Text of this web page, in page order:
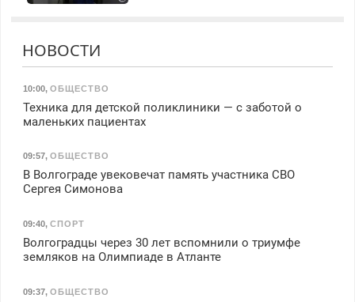
НОВОСТИ
10:00, ОБЩЕСТВО
Техника для детской поликлиники — с заботой о
маленьких пациентах
09:57, ОБЩЕСТВО
В Волгограде увековечат память участника СВО
Сергея Симонова
09:40, СПОРТ
Волгоградцы через 30 лет вспомнили о триумфе
земляков на Олимпиаде в Атланте
09:37, ОБЩЕСТВО